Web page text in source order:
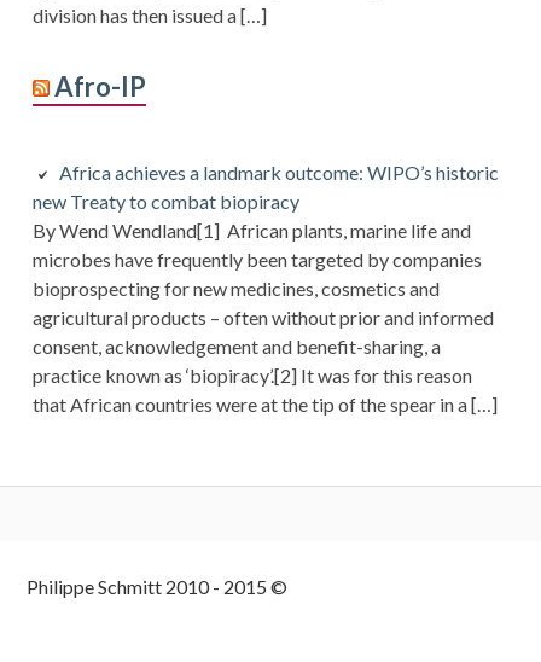
division has then issued a […]
Afro-IP
Africa achieves a landmark outcome: WIPO’s historic
new Treaty to combat biopiracy
By Wend Wendland[1] African plants, marine life and
microbes have frequently been targeted by companies
bioprospecting for new medicines, cosmetics and
agricultural products – often without prior and informed
consent, acknowledgement and benefit-sharing, a
practice known as ‘biopiracy’.[2] It was for this reason
that African countries were at the tip of the spear in a […]
Colonne
Philippe Schmitt 2010 - 2015 ©